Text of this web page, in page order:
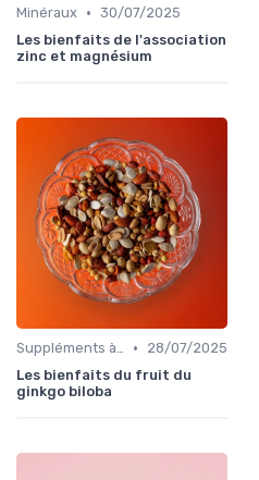
Minéraux • 30/07/2025
Les bienfaits de l'association
zinc et magnésium
Suppléments à base de plantes •
28/07/2025
Les bienfaits du fruit du
ginkgo biloba